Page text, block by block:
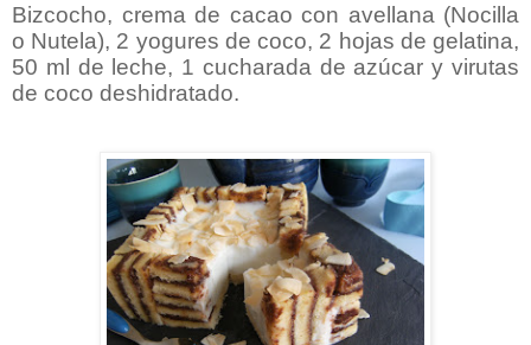
Bizcocho, crema de cacao con avellana (Nocilla
o Nutela), 2 yogures de coco, 2 hojas de gelatina,
50 ml de leche, 1 cucharada de azúcar y virutas
de coco deshidratado.